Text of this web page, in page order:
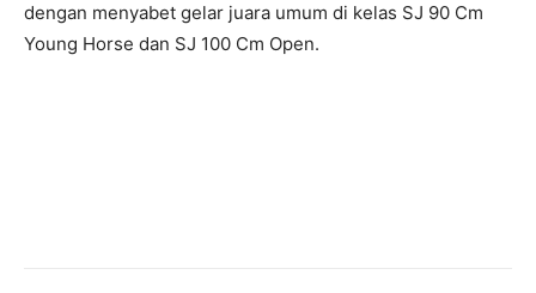
dengan menyabet gelar juara umum di kelas SJ 90 Cm
Young Horse dan SJ 100 Cm Open.